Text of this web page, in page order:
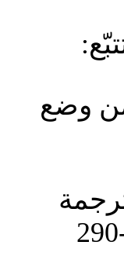
من وضع